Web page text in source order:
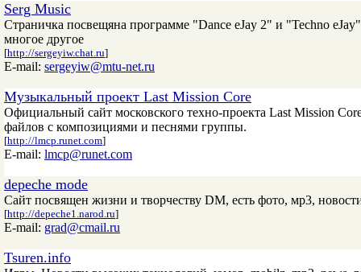
Serg Music
Страничка посвещяна программе "Dance eJay 2" и "Techno
многое другое
[http://sergeyiw.chat.ru]
E-mail: sergeyiw@mtu-net.ru
Музыкальный проект Last Mission Core
Официальный сайт московского техно-проекта Last Mission
файлов с композициями и песнями группы.
[http://lmcp.runet.com]
E-mail: lmcp@runet.com
depeche mode
Сайт посвящен жизни и творчеству DM, есть фото, мр3,
[http://depeche1.narod.ru]
E-mail: grad@cmail.ru
Tsuren.info